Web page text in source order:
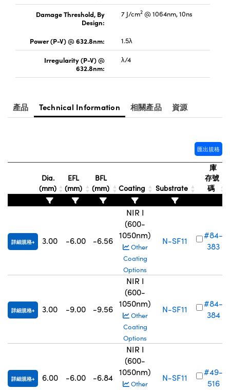
Damage Threshold, By
Design:
7 J/cm2@ 1064nm, 10ns
Power (P-V) @ 632.8nm: 1.5λ
Irregularity (P-V) @
632.8nm:
λ/4
產品 Technical Information 相關產品 資源
匯出規格
Dia.
(mm)
EFL
(mm)
BFL
(mm)
Coating Substrate
庫
存號
碼
詳細規格 3.00 -6.00 -6.56
NIR I
(600-
1050nm)
Other
Coating
Options
N-SF11
#84-
383
詳細規格 3.00 -9.00 -9.56
NIR I
(600-
1050nm)
Other
Coating
Options
N-SF11
#84-
384
詳細規格 6.00 -6.00 -6.84
NIR I
(600-
1050nm)
Other
N-SF11
#49-
516